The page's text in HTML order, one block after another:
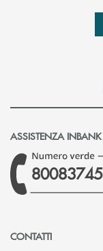
ASSISTENZA INBANK
CONTATTI